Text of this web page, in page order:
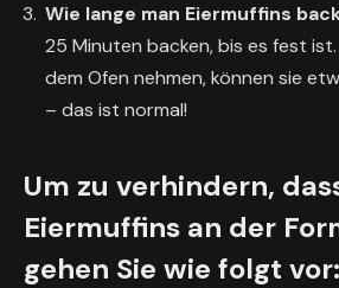
Wie lange man Eiermuffins
25 Minuten backen, bis es fest ist.
dem Ofen nehmen, können sie
– das ist normal!
Um zu verhindern,
Eiermuffins an der
gehen Sie wie folgt vor: